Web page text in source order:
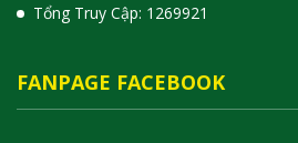
Tổng Truy Cập: 1 269921
FANPAGE FACEBOOK